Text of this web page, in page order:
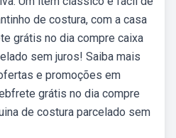
de costura, com a casa
grátis no dia compre caixa
sem juros! Saiba mais
e promoções em
grátis no dia compre
de costura parcelado sem